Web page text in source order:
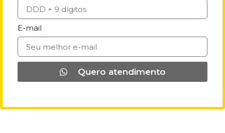
E-mail
Quero atendimento